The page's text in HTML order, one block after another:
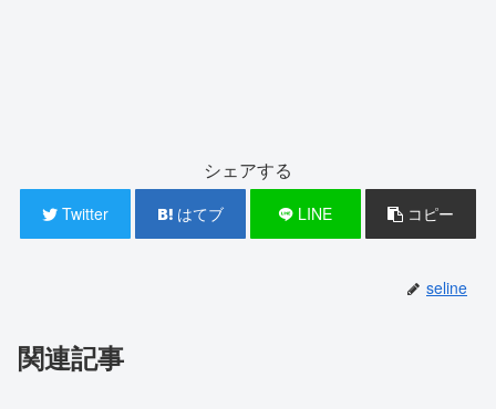
シェアする
Twitter はてブ LINE コピー
seline
関連記事